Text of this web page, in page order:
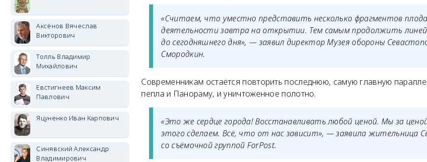
«Считаем, что уместно представить несколько фрагментов
деятельности завтра на открытии. Тем самым продолжить
до сегодняшнего дня», — заявил директор Музея обороны
Смородкин.
Современникам остаётся повторить последнюю, самую главную
пепла и Панораму, и уничтоженное полотно.
«Это же сердце города! Восстанавливать любой ценой. Мы за
этого сделаем. Всё, что от нас зависит», — заявила жительница
со съёмочной группой ForPost.
Аксёнов Вячеслав
Викторович
Толль Владимир
Михайлович
Евстигнеев Максим
Павлович
Яцуненко Иван Карпович
Синявский Александр
Владимирович